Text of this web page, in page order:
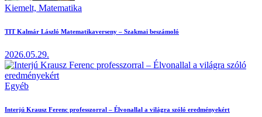
Kiemelt, Matematika
TIT Kalmár László Matematikaverseny – Szakmai beszámoló
2026.05.29.
Egyéb
Interjú Krausz Ferenc professzorral – Élvonallal a világra szóló eredményekért